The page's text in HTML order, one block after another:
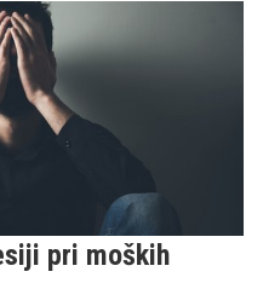
pri moških